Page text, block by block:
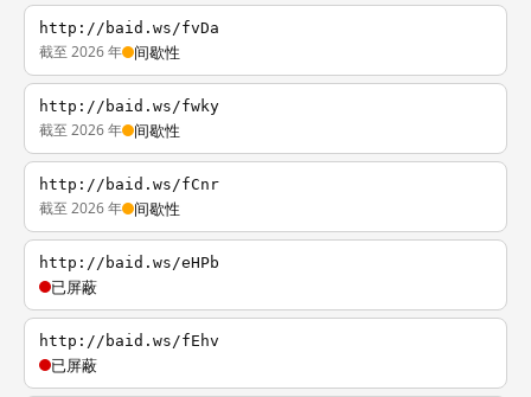
http://baid.ws/fvDa
截至 2026 年 间歇性
http://baid.ws/fwky
截至 2026 年 间歇性
http://baid.ws/fCnr
截至 2026 年 间歇性
http://baid.ws/eHPb
已屏蔽
http://baid.ws/fEhv
已屏蔽